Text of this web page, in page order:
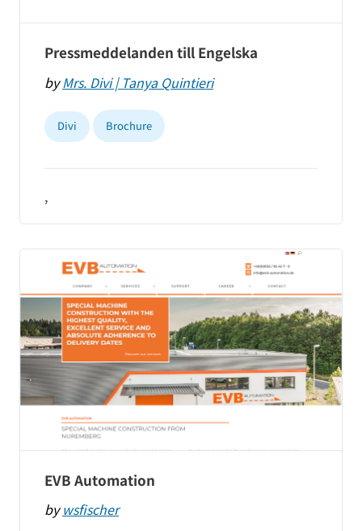
Pressmeddelanden till Engelska
byMrs. Divi | Tanya Quintieri
Divi Brochure
,
EVB Automation
bywsfischer